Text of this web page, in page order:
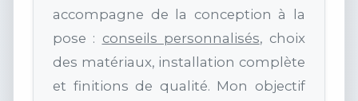
accompagne de la conception à la
pose : conseils personnalisés, choix
des matériaux, installation complète
et finitions de qualité. Mon objectif